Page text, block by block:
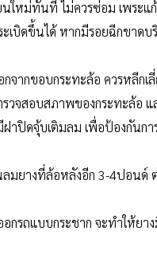
ใหม่ทันที ไม่ควรซ่อม เพระ
บิดขึ้นได้ หากมีรอยฉีกขาดบ
ากขอบกระทะล้อ ควรหลีกเ
จสอบสภาพของกระทะล้อ แ
าปิดจุ้บเติมลม เพื่อป้องกันก
ลมยางที่ล้อหลังอีก 3-4ปอนด์
กรถแบบกระชาก จะทำให้ยา